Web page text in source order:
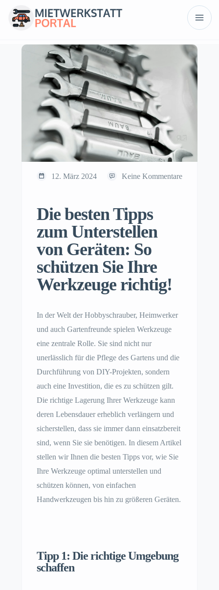
12. März 2024 Keine Kommentare
Die besten Tipps
zum Unterstellen
von Geräten: So
schützen Sie Ihre
Werkzeuge richtig!
In der Welt der Hobbyschrauber, Heimwerker
und auch Gartenfreunde spielen Werkzeuge
eine zentrale Rolle. Sie sind nicht nur
unerlässlich für die Pflege des Gartens und die
Durchführung von DIY-Projekten, sondern
auch eine Investition, die es zu schützen gilt.
Die richtige Lagerung Ihrer Werkzeuge kann
deren Lebensdauer erheblich verlängern und
sicherstellen, dass sie immer dann einsatzbereit
sind, wenn Sie sie benötigen. In diesem Artikel
stellen wir Ihnen die besten Tipps vor, wie Sie
Ihre Werkzeuge optimal unterstellen und
schützen können, von einfachen
Handwerkzeugen bis hin zu größeren Geräten.
Tipp 1: Die richtige Umgebung
schaffen